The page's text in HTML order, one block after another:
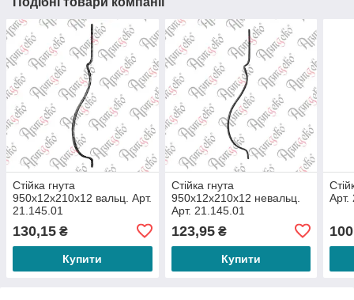
Стійка гнута
950х12х210х12 вальц. Арт.
21.145.01
130,15 ₴
Купити
Стійка гнута
950х12х210х12 невальц.
Арт. 21.145.01
123,95₴
Купити
Арт.